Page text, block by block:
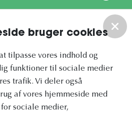
bruger cookies
tilpasse vores indhold og
funktioner til sociale medier
trafik. Vi deler også
af vores hjemmeside med
sociale medier,